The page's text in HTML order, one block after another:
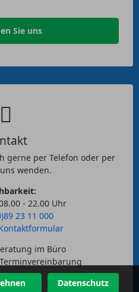
Sie uns
gerne per Telefon oder per
wenden.
- 22.00 Uhr
23 11 000
im Büro
Datenschutz